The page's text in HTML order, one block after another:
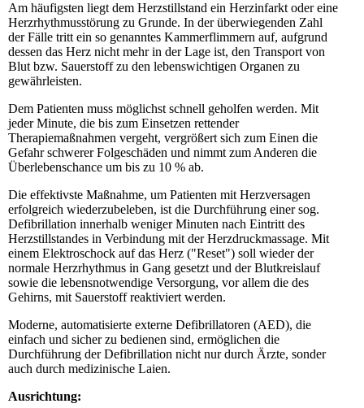
Am häufigsten liegt dem Herzstillstand ein Herzinfarkt oder eine
Herzrhythmusstörung zu Grunde. In der überwiegenden Zahl
der Fälle tritt ein so genanntes Kammerflimmern auf, aufgrund
dessen das Herz nicht mehr in der Lage ist, den Transport von
Blut bzw. Sauerstoff zu den lebenswichtigen Organen zu
gewährleisten.
Dem Patienten muss möglichst schnell geholfen werden. Mit
jeder Minute, die bis zum Einsetzen rettender
Therapiemaßnahmen vergeht, vergrößert sich zum Einen die
Gefahr schwerer Folgeschäden und nimmt zum Anderen die
Überlebenschance um bis zu 10 % ab.
Die effektivste Maßnahme, um Patienten mit Herzversagen
erfolgreich wiederzubeleben, ist die Durchführung einer sog.
Defibrillation innerhalb weniger Minuten nach Eintritt des
Herzstillstandes in Verbindung mit der Herzdruckmassage. Mit
einem Elektroschock auf das Herz ("Reset") soll wieder der
normale Herzrhythmus in Gang gesetzt und der Blutkreislauf
sowie die lebensnotwendige Versorgung, vor allem die des
Gehirns, mit Sauerstoff reaktiviert werden.
Moderne, automatisierte externe Defibrillatoren (AED), die
einfach und sicher zu bedienen sind, ermöglichen die
Durchführung der Defibrillation nicht nur durch Ärzte, sonder
auch durch medizinische Laien.
Ausrichtung: